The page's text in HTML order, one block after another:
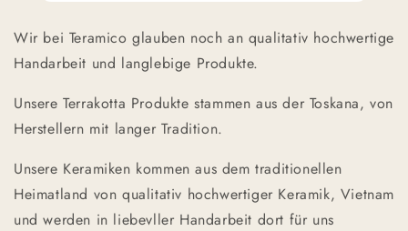
Wir bei Teramico glauben noch an qualitativ hochwertige
Handarbeit und langlebige Produkte.
Unsere Terrakotta Produkte stammen aus der Toskana, von
Herstellern mit langer Tradition.
Unsere Keramiken kommen aus dem traditionellen
Heimatland von qualitativ hochwertiger Keramik, Vietnam
und werden in liebevller Handarbeit dort für uns